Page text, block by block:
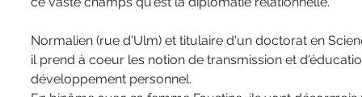
Normalien (rue d'Ulm) et titulaire d'un doctorat en
il prend à coeur les notion de transmission et
développement personnel.